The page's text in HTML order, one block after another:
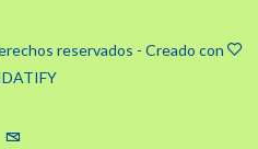
reservados - Creado con